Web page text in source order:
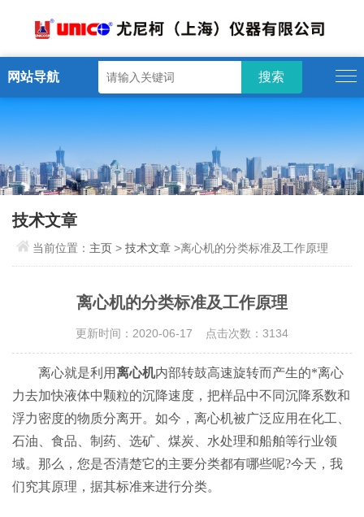
网站导航
技术文章
当前位置： 主页 >技术文章 >离心机的分类标准及工作原理
离心机的分类标准及工作原理
更新时间：2020-06-17 点击次数：3134
离心就是利用离心机内部转鼓高速旋转而产生的*离心
力去加快液体中颗粒的沉降速度，把样品中不同沉降系数和
浮力密度的物质分离开。如今，离心机被广泛应用在化工、
石油、食品、制药、选矿、煤炭、水处理和船舶等行业领
域。那么，您是否清楚它的主要分类都有哪些呢?今天，我
们究其原理，据其标准来进行分类。